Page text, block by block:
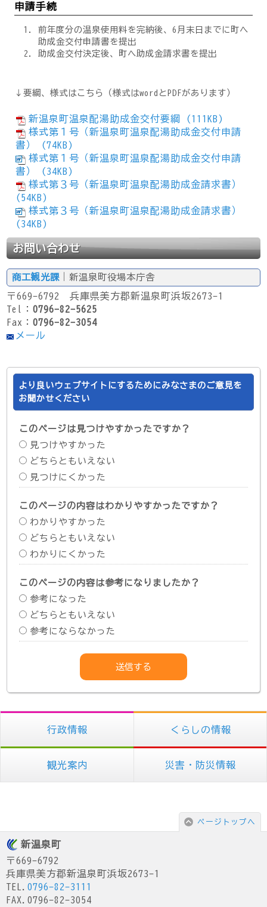
申請手続
前年度分の温泉使用料を完納後、6月末日までに町へ
助成金交付申請書を提出
助成金交付決定後、町へ助成金請求書を提出
↓要綱、様式はこちら（様式はwordとPDFがあります）
新温泉町温泉配湯助成金交付要綱 (111KB)
様式第１号（新温泉町温泉配湯助成金交付申請
書） (74KB)
様式第１号（新温泉町温泉配湯助成金交付申請
書） (34KB)
様式第３号（新温泉町温泉配湯助成金請求書）
(54KB)
様式第３号（新温泉町温泉配湯助成金請求書）
(34KB)
お問い合わせ
商工観光課 ｜新温泉町役場本庁舎
〒669-6792 兵庫県美方郡新温泉町浜坂2673-1
Tel：0796-82-5625
Fax：0796-82-3054
メール
より良いウェブサイトにするためにみなさまのご意見を
お聞かせください
このページは見つけやすかったですか？
見つけやすかった
どちらともいえない
見つけにくかった
このページの内容はわかりやすかったですか？
わかりやすかった
どちらともいえない
わかりにくかった
このページの内容は参考になりましたか？
参考になった
どちらともいえない
参考にならなかった
行政情報 くらしの情報
観光案内 災害・防災情報
ページトップへ
新温泉町
〒669-6792
兵庫県美方郡新温泉町浜坂2673-1
TEL. 0796-82-3111
FAX.0796-82-3054